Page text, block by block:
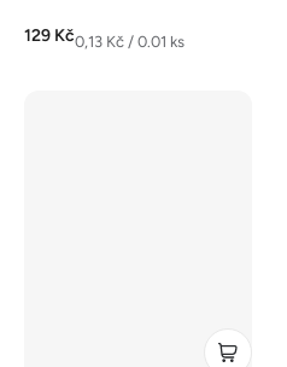
129 KčMěrná
0,13 Kč / 0.01 ks